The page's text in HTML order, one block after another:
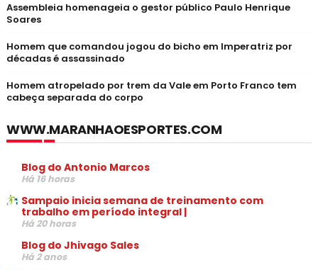
Assembleia homenageia o gestor público Paulo Henrique
Soares
Homem que comandou jogou do bicho em Imperatriz por
décadas é assassinado
Homem atropelado por trem da Vale em Porto Franco tem
cabeça separada do corpo
WWW.MARANHAOESPORTES.COM
Blog do Antonio Marcos
Há 16 horas
Sampaio inicia semana de treinamento com
trabalho em período integral |
Há 20 horas
Blog do Jhivago Sales
Há 2 anos